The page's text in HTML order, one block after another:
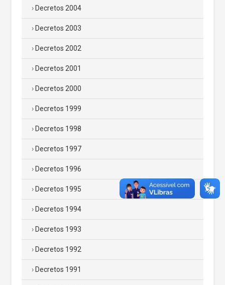
Decretos 2004
Decretos 2003
Decretos 2002
Decretos 2001
Decretos 2000
Decretos 1999
Decretos 1998
Decretos 1997
Decretos 1996
Decretos 1995
Decretos 1994
Decretos 1993
Decretos 1992
Decretos 1991